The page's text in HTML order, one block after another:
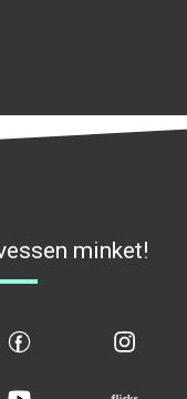
minket!